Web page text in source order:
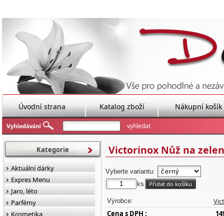
Úvodní strana Katalog zboží Nákupní košík
Victorinox Nůž na
Vyberte variantu:
ks
Výrobce:
Cena s DPH :
Kategorie
Aktuální dárky
Expres Menu
Jaro, léto
Parfémy
Kosmetika